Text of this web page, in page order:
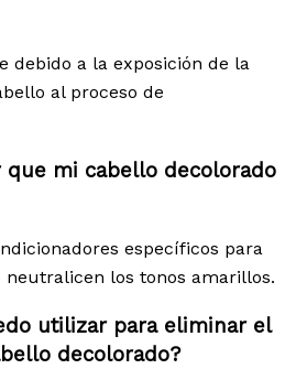
debido a la exposición de la
al proceso de
que mi cabello decolorado
específicos para
los tonos amarillos.
utilizar para eliminar el
decolorado?